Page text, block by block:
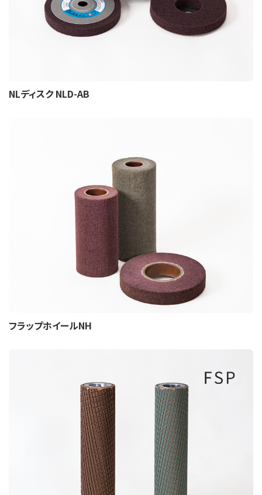
NLディスク NLD-AB
フラップホイールNH